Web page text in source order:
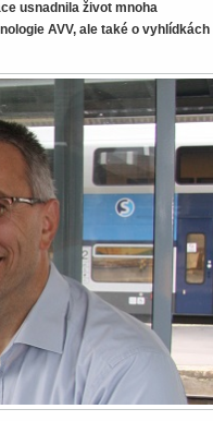
usnadnila život mnoha
AVV, ale také o vyhlídkách